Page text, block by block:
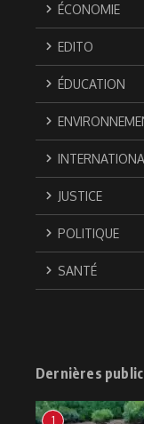
ÉCONOMIE
EDITO
ÉDUCATION
JUSTICE
POLITIQUE
SANTÉ
Dernières
1